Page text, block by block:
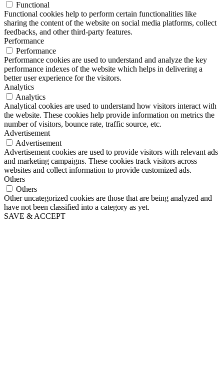
Functional
Functional cookies help to perform certain functionalities like
sharing the content of the website on social media platforms, collect
feedbacks, and other third-party features.
Performance
Performance
Performance cookies are used to understand and analyze the key
performance indexes of the website which helps in delivering a
better user experience for the visitors.
Analytics
Analytics
Analytical cookies are used to understand how visitors interact with
the website. These cookies help provide information on metrics the
number of visitors, bounce rate, traffic source, etc.
Advertisement
Advertisement
Advertisement cookies are used to provide visitors with relevant ads
and marketing campaigns. These cookies track visitors across
websites and collect information to provide customized ads.
Others
Others
Other uncategorized cookies are those that are being analyzed and
have not been classified into a category as yet.
SAVE & ACCEPT